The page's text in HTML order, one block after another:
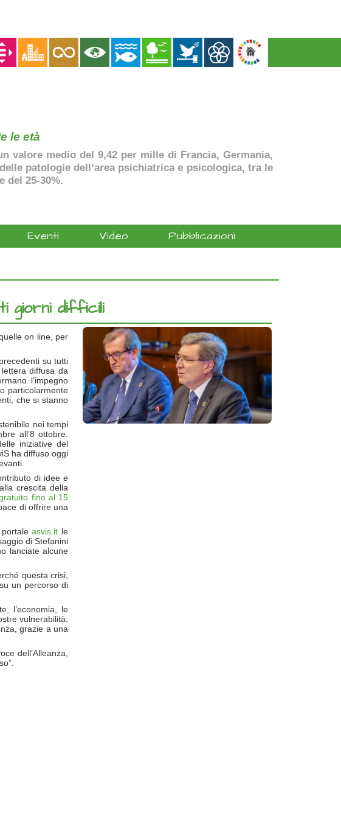
le età
medio del 9,42 per mille di Francia, Germania,
patologie dell’area psichiatrica e psicologica, tra le
del 25-30%.
Eventi Video Pubblicazioni
giorni difficili
on line, per
su tutti
diffusa da
l’impegno
particolarmente
che si stanno
nei tempi
all’8 ottobre.
iniziative del
ha diffuso oggi
di idee e
crescita della
fino al 15
di offrire una
portaleasvis.it le
di Stefanini
lanciate alcune
questa crisi,
un percorso di
l’economia, le
vulnerabilità,
grazie a una
dell’Alleanza,